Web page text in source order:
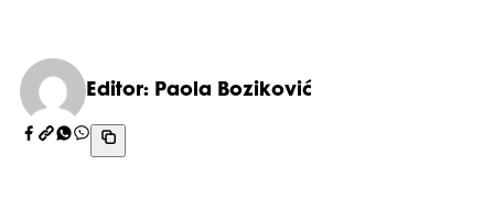
Editor: Paola Boziković